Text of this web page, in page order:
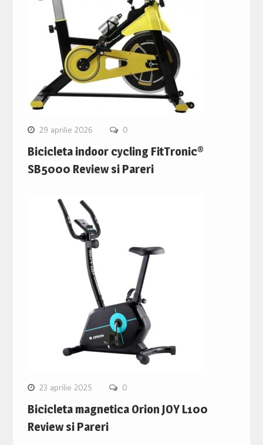
29 aprilie 2026 0
Bicicleta indoor cycling FitTronic®
SB5000 Review si Pareri
23 aprilie 2025 0
Bicicleta magnetica Orion JOY L100
Review si Pareri